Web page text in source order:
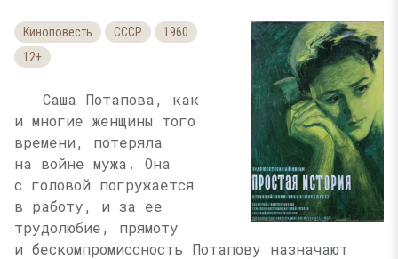
Киноповесть СССР
1960
12+
Саша Потапова, как
и многие женщины того
времени, потеряла
на войне мужа. Она
с головой погружается
в работу, и за ее
трудолюбие, прямоту
и бескомпромиссность Потапову назначают